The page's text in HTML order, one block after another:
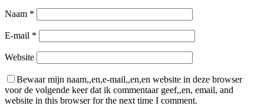
Naam *
E-mail *
Website
Bewaar mijn naam,,en,e-mail,,en,en website in deze browser
voor de volgende keer dat ik commentaar geef,,en, email, and
website in this browser for the next time I comment.